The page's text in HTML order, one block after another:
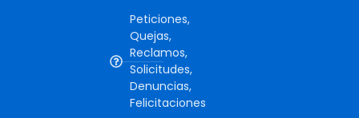
Peticiones,
Quejas,
Reclamos,
Solicitudes,
Denuncias,
Felicitaciones